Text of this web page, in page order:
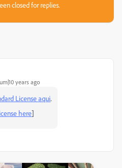
closed for replies.
years ago
License aqui.
here]